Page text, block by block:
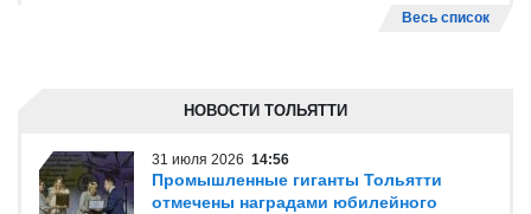
Весь список
НОВОСТИ ТОЛЬЯТТИ
31 июля 2026 14:56
Промышленные гиганты Тольятти
отмечены наградами юбилейного